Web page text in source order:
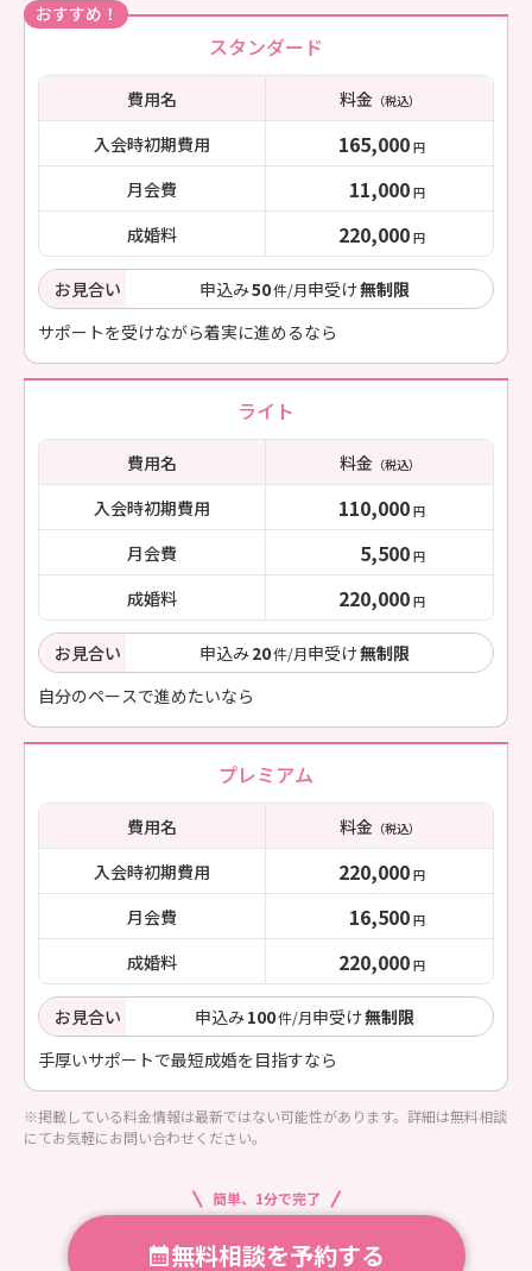
おすすめ！
スタンダード
費用名 料金（税込）
入会時初期費用 165,000 円
月会費 11,000 円
成婚料 220,000 円
お見合い 申込み50件/月申受け無制限
サポートを受けながら着実に進めるなら
ライト
費用名 料金（税込）
入会時初期費用 110,000 円
月会費 5,500 円
成婚料 220,000 円
お見合い 申込み20件/月申受け無制限
自分のペースで進めたいなら
プレミアム
費用名 料金（税込）
入会時初期費用 220,000 円
月会費 16,500 円
成婚料 220,000 円
お見合い 申込み100件/月申受け無制限
手厚いサポートで最短成婚を目指すなら
※掲載している料金情報は最新ではない可能性があります。詳細は無料相談
にてお気軽にお問い合わせください。
簡単、1分で完了
無料相談を予約する